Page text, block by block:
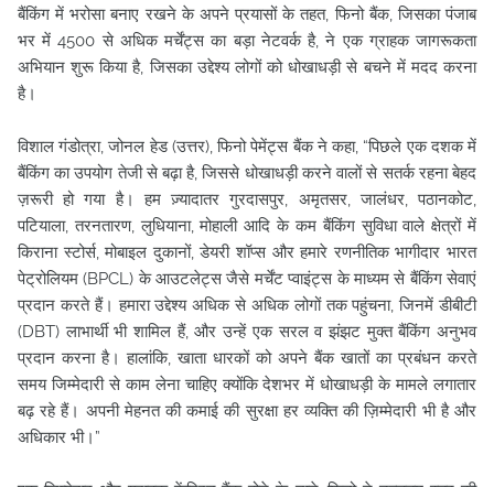
बैंकिंग में भरोसा बनाए रखने के अपने प्रयासों के तहत, फिनो बैंक, जिसका पंजाब
भर में 4500 से अधिक मर्चेंट्स का बड़ा नेटवर्क है, ने एक ग्राहक जागरूकता
अभियान शुरू किया है, जिसका उद्देश्य लोगों को धोखाधड़ी से बचने में मदद करना
है।
विशाल गंडोत्रा, जोनल हेड (उत्तर), फिनो पेमेंट्स बैंक ने कहा, “पिछले एक दशक में
बैंकिंग का उपयोग तेजी से बढ़ा है, जिससे धोखाधड़ी करने वालों से सतर्क रहना बेहद
ज़रूरी हो गया है। हम ज़्यादातर गुरदासपुर, अमृतसर, जालंधर, पठानकोट,
पटियाला, तरनतारण, लुधियाना, मोहाली आदि के कम बैंकिंग सुविधा वाले क्षेत्रों में
किराना स्टोर्स, मोबाइल दुकानों, डेयरी शॉप्स और हमारे रणनीतिक भागीदार भारत
पेट्रोलियम (BPCL) के आउटलेट्स जैसे मर्चेंट प्वाइंट्स के माध्यम से बैंकिंग सेवाएं
प्रदान करते हैं। हमारा उद्देश्य अधिक से अधिक लोगों तक पहुंचना, जिनमें डीबीटी
(DBT) लाभार्थी भी शामिल हैं, और उन्हें एक सरल व झंझट मुक्त बैंकिंग अनुभव
प्रदान करना है। हालांकि, खाता धारकों को अपने बैंक खातों का प्रबंधन करते
समय जिम्मेदारी से काम लेना चाहिए क्योंकि देशभर में धोखाधड़ी के मामले लगातार
बढ़ रहे हैं। अपनी मेहनत की कमाई की सुरक्षा हर व्यक्ति की ज़िम्मेदारी भी है और
अधिकार भी।”